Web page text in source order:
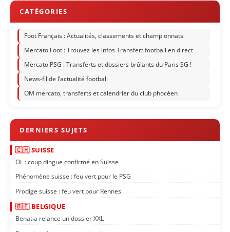
Foot Français : Actualités, classements et championnats
Mercato Foot : Trouvez les infos Transfert football en direct
Mercato PSG : Transferts et dossiers brûlants du Paris SG !
News-fil de l’actualité football
OM mercato, transferts et calendrier du club phocéen
🇨🇭 SUISSE
OL : coup dingue confirmé en Suisse
Phénomène suisse : feu vert pour le PSG
Prodige suisse : feu vert pour Rennes
🇧🇪 BELGIQUE
Benatia relance un dossier XXL